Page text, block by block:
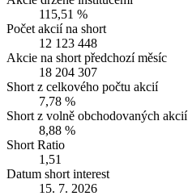
115,51 %
Počet akcií na short
12 123 448
Akcie na short předchozí měsíc
18 204 307
Short z celkového počtu akcií
7,78 %
Short z volně obchodovaných akcií
8,88 %
Short Ratio
1,51
Datum short interest
15. 7. 2026